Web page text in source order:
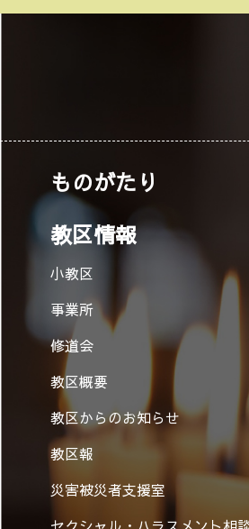
ものがたり
教区情報
小教区
事業所
修道会
教区概要
教区からのお知らせ
教区報
災害被災者支援室